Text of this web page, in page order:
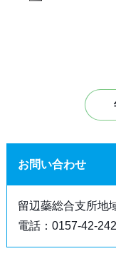
お問い合わせ
留辺蘂総合支所地
電話：0157-42-